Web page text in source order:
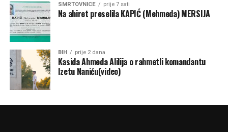
SMRTOVNICE prije 7 sati
Na ahiret preselila KAPIĆ (Mehmeda) MERSIJA
BIH prije 2 dana
Kasida Ahmeda Alilija o rahmetli komandantu
Izetu Naniću(video)